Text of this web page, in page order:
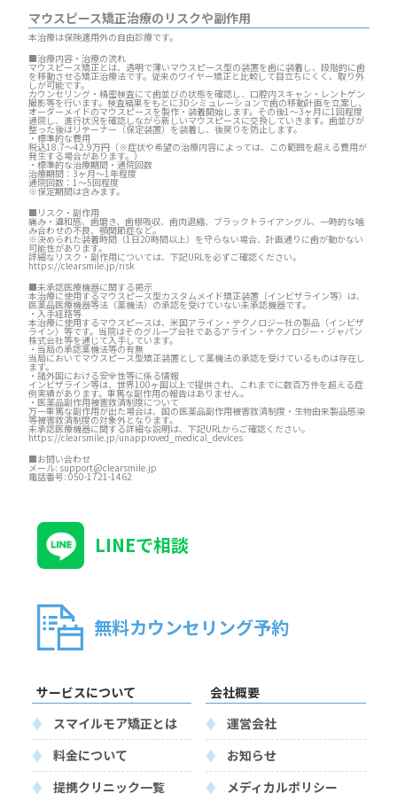
マウスピース矯正治療のリスクや副作用
本治療は保険適用外の自由診療です。
■治療内容・治療の流れ
マウスピース矯正とは、透明で薄いマウスピース型の装置を歯に装着し、段階的に歯
を移動させる矯正治療法です。従来のワイヤー矯正と比較して目立ちにくく、取り外
しが可能です。
カウンセリング・精密検査にて歯並びの状態を確認し、口腔内スキャン・レントゲン
撮影等を行います。検査結果をもとに3Dシミュレーションで歯の移動計画を立案し、
オーダーメイドのマウスピースを製作・装着開始します。その後1～3ヶ月に1回程度
通院し、進行状況を確認しながら新しいマウスピースに交換していきます。歯並びが
整った後はリテーナー（保定装置）を装着し、後戻りを防止します。
・標準的な費用
税込18.7～42.9万円（※症状や希望の治療内容によっては、この範囲を超える費用が
発生する場合があります。）
・標準的な治療期間・通院回数
治療期間：3ヶ月～1年程度
通院回数：1～5回程度
※保定期間は含みます。
■リスク・副作用
痛み・違和感、歯磨き、歯根吸収、歯肉退縮、ブラックトライアングル、一時的な噛
み合わせの不良、顎関節症など。
※決められた装着時間（1日20時間以上）を守らない場合、計画通りに歯が動かない
可能性があります。
詳細なリスク・副作用については、下記URLを必ずご確認ください。
https://clearsmile.jp/risk
■未承認医療機器に関する掲示
本治療に使用するマウスピース型カスタムメイド矯正装置（インビザライン等）は、
医薬品医療機器等法（薬機法）の承認を受けていない未承認機器です。
・入手経路等
本治療に使用するマウスピースは、米国アライン・テクノロジー社の製品（インビザ
ライン）等です。当院はそのグループ会社であるアライン・テクノロジー・ジャパン
株式会社等を通じて入手しています。
・当局の承認薬機法等の有無
当局においてマウスピース型矯正装置として薬機法の承認を受けているものは存在し
ます。
・諸外国における安全性等に係る情報
インビザライン等は、世界100ヶ国以上で提供され、これまでに数百万件を超える症
例実績があります。重篤な副作用の報告はありません。
・医薬品副作用被害救済制度について
万一重篤な副作用が出た場合は、国の医薬品副作用被害救済制度・生物由来製品感染
等被害救済制度の対象外となります。
未承認医療機器に関する詳細な説明は、下記URLからご確認ください。
https://clearsmile.jp/unapproved_medical_devices
■お問い合わせ
メール: support@clearsmile.jp
電話番号: 050-1721-1462
LINEで相談
無料カウンセリング予約
サービスについて
スマイルモア矯正とは
料金について
提携クリニック一覧
会社概要
運営会社
お知らせ
メディカルポリシー